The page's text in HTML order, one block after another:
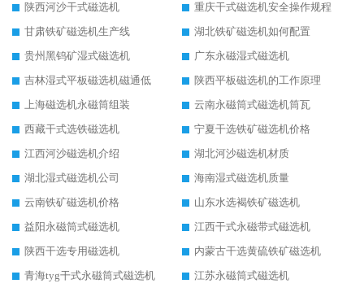
陕西河沙干式磁选机
重庆干式磁选机安全操作规程
甘肃铁矿磁选机生产线
湖北铁矿磁选机如何配置
贵州黑钨矿湿式磁选机
广东永磁湿式磁选机
吉林湿式平板磁选机磁通低
陕西平板磁选机的工作原理
上海磁选机永磁筒组装
云南永磁筒式磁选机筒瓦
西藏干式选铁磁选机
宁夏干选铁矿磁选机价格
江西河沙磁选机介绍
湖北河沙磁选机材质
湖北湿式磁选机公司
海南湿式磁选机质量
云南铁矿磁选机价格
山东水选褐铁矿磁选机
益阳永磁筒式磁选机
江西干式永磁带式磁选机
陕西干选专用磁选机
内蒙古干选黄硫铁矿磁选机
青海tyg干式永磁筒式磁选机
江苏永磁筒式磁选机